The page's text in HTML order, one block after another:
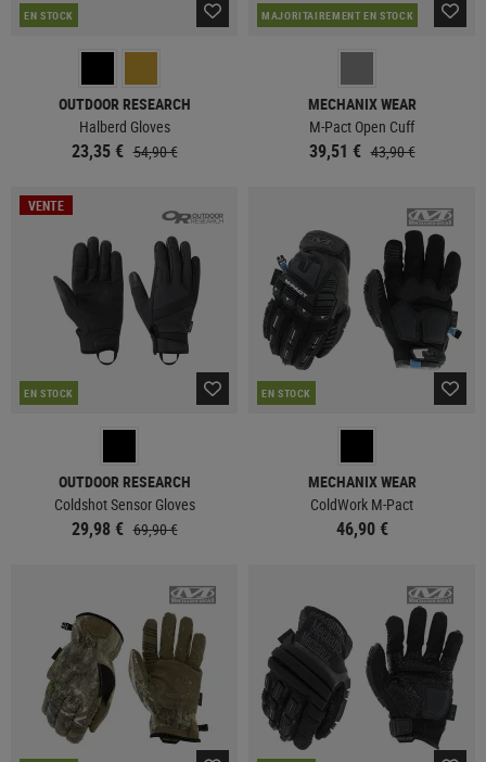
EN STOCK
OUTDOOR RESEARCH
Halberd Gloves
23,35 € 54,90 €
MAJORITAIREMENT EN STOCK
MECHANIX WEAR
M-Pact Open Cuff
39,51 € 43,90 €
VENTE
EN STOCK
OUTDOOR RESEARCH
Coldshot Sensor Gloves
29,98 € 69,90 €
EN STOCK
MECHANIX WEAR
ColdWork M-Pact
46,90 €